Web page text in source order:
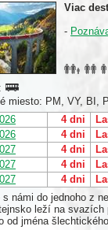
Viac
-
miesto: PM, VY, BI,
4 dni
4 dni
4 dni
4 dni
4 dni
námi do jednoho z
leží na svazích
od jména